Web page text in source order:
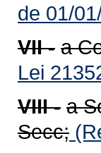
de 01/
VII - a
Lei
VIII - a
Secc;